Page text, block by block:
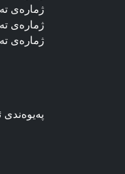
ژماره‌ی ته‌له‌فۆن
ژماره‌ی ته‌له‌فۆن
ژماره‌ی
په‌یوه‌ندی